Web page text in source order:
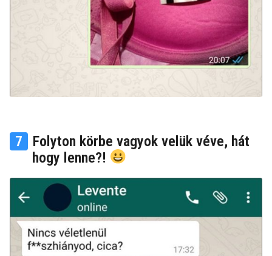
7
Folyton körbe vagyok velük véve, hát
hogy lenne?!